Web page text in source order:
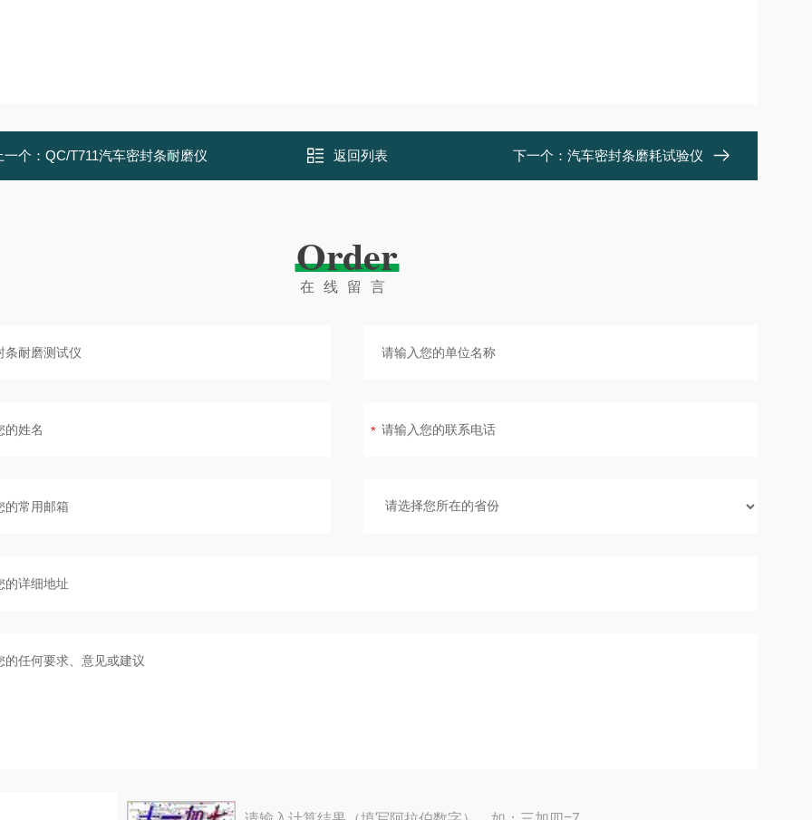
一个： QC/T711汽车密封条耐磨仪 返回列表 下一个： 汽车密封条磨耗试验仪
Order
在线留言